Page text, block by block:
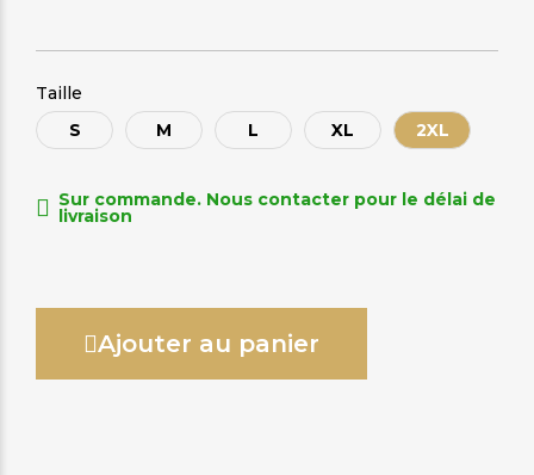
Taille
S
M L XL 2XL
Sur commande. Nous contacter pour le délai de
livraison
Ajouter au panier